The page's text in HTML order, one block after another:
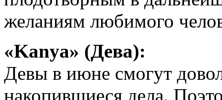
желаниям любимого
«Kanya» (Дева):
Девы в июне смогут
накопившиеся дела.